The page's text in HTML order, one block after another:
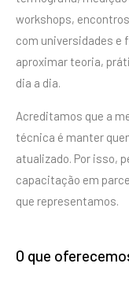
workshops,
com universidades e
aproximar teoria,
dia a dia.
Acreditamos que a
técnica é manter
atualizado. Por isso,
capacitação em
que representamos.
O que